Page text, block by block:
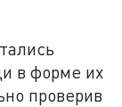
в форме их
проверив